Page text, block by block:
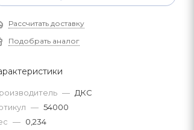
Рассчитать доставку
Подобрать аналог
— ДКС
— 54000
— 0,234